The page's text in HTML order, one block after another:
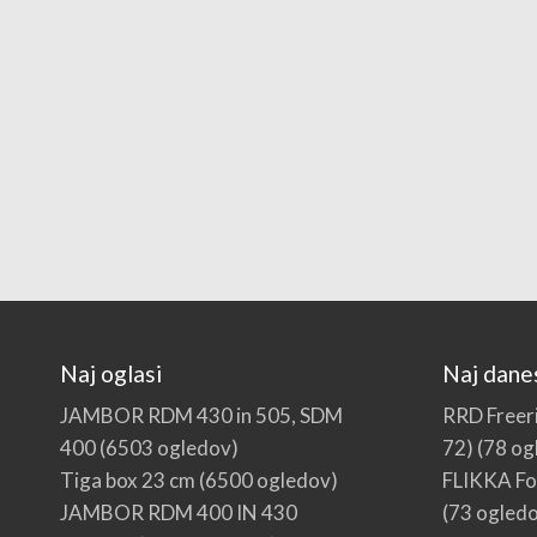
Naj oglasi
JAMBOR RDM 430 in 505, SDM
400(6503 ogledov)
Tiga box 23 cm (6500 ogledov)
JAMBOR RDM 400 IN 430
Naj
RRD
72) (78
FLIKKA
(73